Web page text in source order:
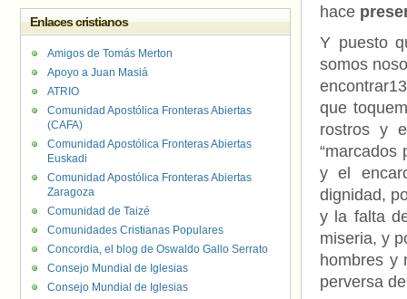
hace
Y puesto
somos
que
rostros y
“marcados
y el
dignidad,
y la falta
miseria, y
hombres y
perversa
Enlaces cristianos
Amigos de Tomás Merton
Apoyo a Juan Masiá
ATRIO
Comunidad Apostólica Fronteras Abiertas
(CAFA)
Comunidad Apostólica Fronteras Abiertas
Euskadi
Comunidad Apostólica Fronteras Abiertas
Zaragoza
Comunidad de Taizé
Comunidades Cristianas Populares
Concordia, el blog de Oswaldo Gallo Serrato
Consejo Mundial de Iglesias
Consejo Mundial de Iglesias